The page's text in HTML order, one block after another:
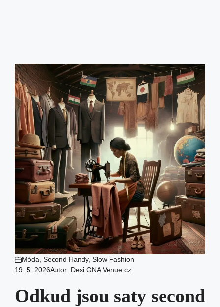
Móda Second Handy, Slow Fashion
19. 5. 2026Autor: Desi GNA Venue.cz
Odkud jsou saty second